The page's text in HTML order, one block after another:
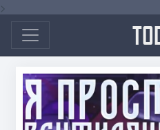
>